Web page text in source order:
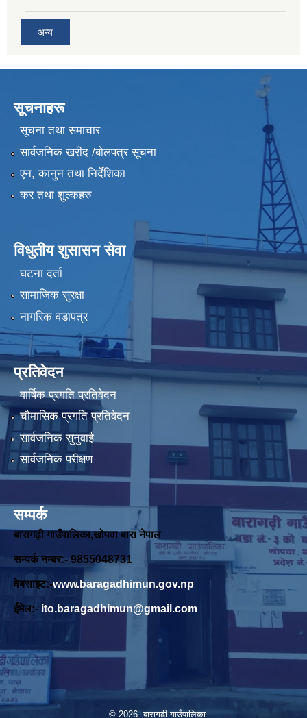
अन्य
सूचनाहरू
सूचना तथा समाचार
सार्वजनिक खरीद /बोलपत्र सूचना
एन, कानुन तथा निर्देशिका
कर तथा शुल्कहरु
विधुतीय शुसासन सेवा
घटना दर्ता
सामाजिक सुरक्षा
नागरिक वडापत्र
प्रतिवेदन
वार्षिक प्रगति प्रतिवेदन
चौमासिक प्रगति प्रतिवेदन
सार्वजनिक सुनुवाई
सार्वजनिक परीक्षण
सम्पर्क
बारागढ़ी गाउँपालिका,खोपवा बारा नेपाल
सम्पर्क नम्बर:- 9855048731
वेबसाइट:-www.baragadhimun.gov.np
ईमेल:- ito.baragadhimun@gmail.com
© 2026 बारागढी गाउँपालिका